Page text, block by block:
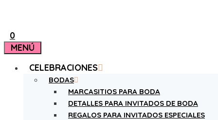
0
MENÚ
CELEBRACIONES
BODAS
MARCASITIOS PARA BODA
DETALLES PARA INVITADOS DE BODA
REGALOS PARA INVITADOS ESPECIALES